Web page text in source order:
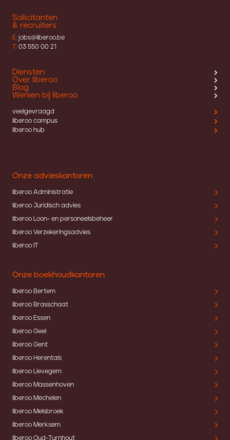
Sollicitanten
& recruiters
E: jobs@liberoo.be
T: 03 550 00 21
Diensten
Over liberoo
Blog
Werken bij liberoo
veelgevraagd
liberoo campus
liberoo hub
Onze advieskantoren
liberoo Administratie
liberoo Juridisch advies
liberoo Loon- en personeelsbeheer
liberoo Verzekeringsadvies
liberoo IT
Onze boekhoudkantoren
liberoo Bertem
liberoo Brasschaat
liberoo Essen
liberoo Geel
liberoo Gent
liberoo Herentals
liberoo Lievegem
liberoo Massenhoven
liberoo Mechelen
liberoo Melsbroek
liberoo Merksem
liberoo Oud-Turnhout